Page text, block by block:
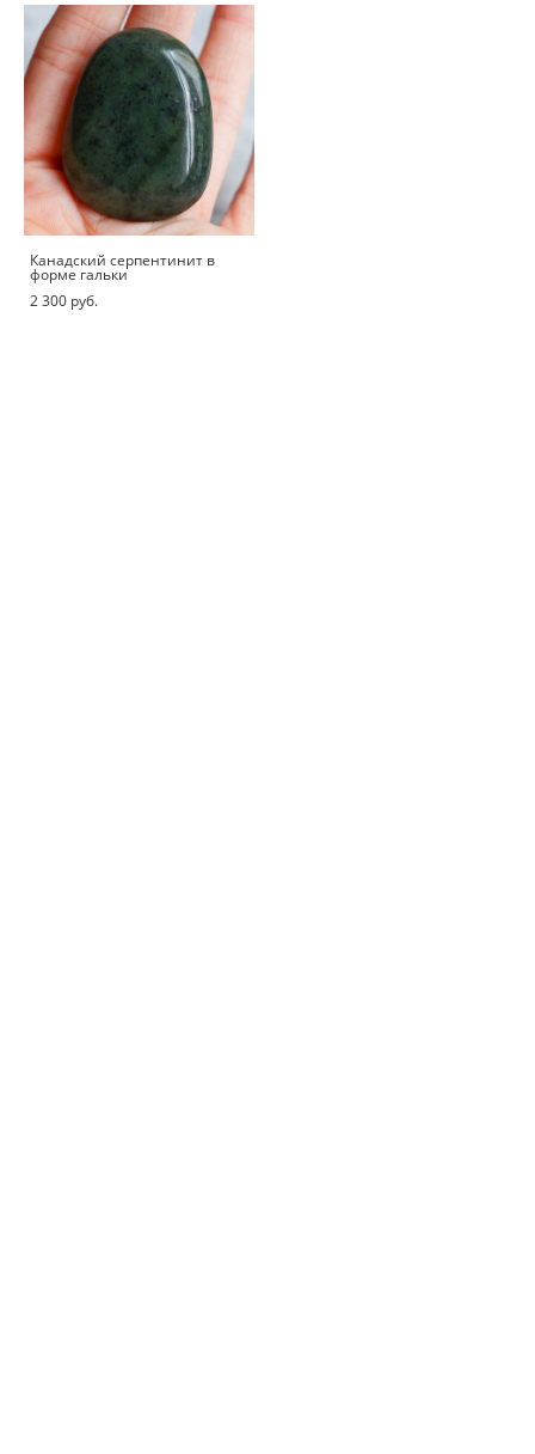
Канадский серпентинит в
форме гальки
2 300 pуб.